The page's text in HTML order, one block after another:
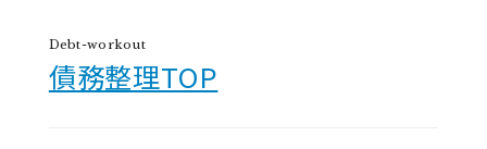
Debt-workout
債務整理TOP